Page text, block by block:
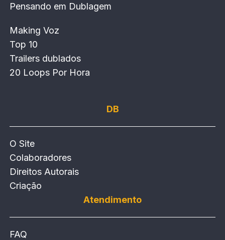
Pensando em Dublagem
Making Voz
Top 10
Trailers dublados
20 Loops Por Hora
DB
O Site
Colaboradores
Direitos Autorais
Criação
Atendimento
FAQ